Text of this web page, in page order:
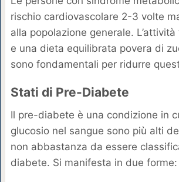
rischio cardiovascolare 2-3 volte
alla popolazione generale.
e una dieta equilibrata povera di
sono fondamentali per ridurre
Stati di Pre-Diabete
Il pre-diabete è una condizione in
glucosio nel sangue sono più alti
non abbastanza da essere
diabete. Si manifesta in due forme: